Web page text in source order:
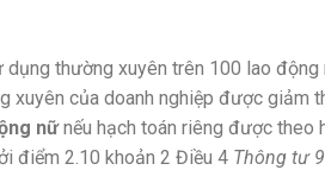
dụng thường xuyên trên 100 lao
xuyên của doanh nghiệp được giảm
nữnếu hạch toán riêng được theo
điểm 2.10 khoản 2 Điều 4 Thông tư